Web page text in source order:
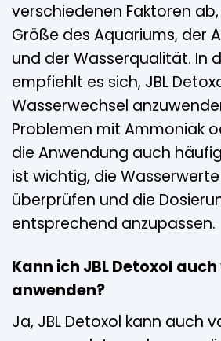
verschiedenen Faktoren ab,
Größe des Aquariums, der
und der Wasserqualität. In
empfiehlt es sich, JBL
Wasserwechsel
Problemen mit Ammoniak
die Anwendung auch
ist wichtig, die
überprüfen und die
entsprechend anzupassen.
Kann ich JBL Detoxol
anwenden?
Ja, JBL Detoxol kann auch